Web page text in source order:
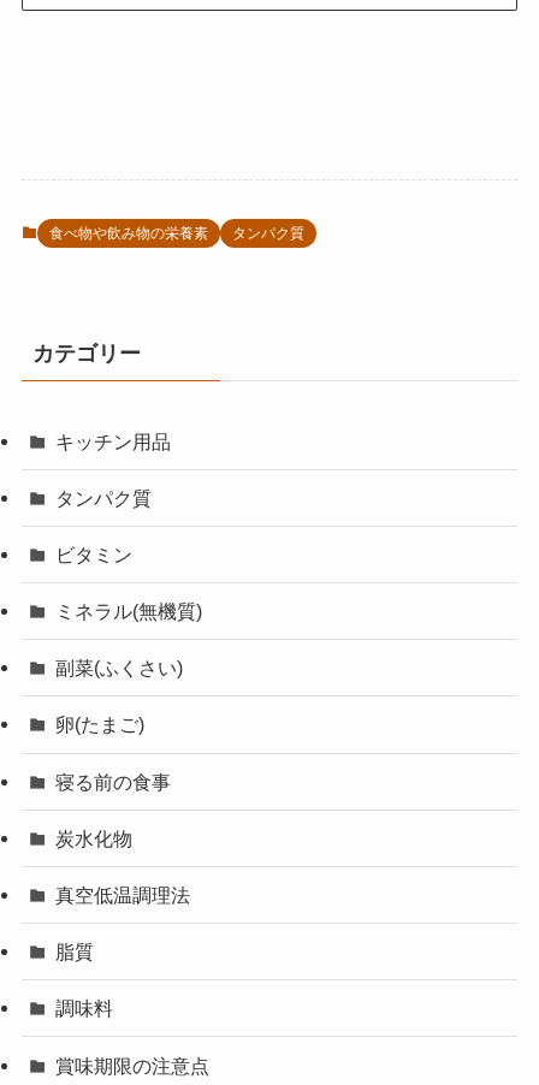
食べ物や飲み物の栄養素 タンパク質
カテゴリー
キッチン用品
タンパク質
ビタミン
ミネラル(無機質)
副菜(ふくさい)
卵(たまご)
寝る前の食事
炭水化物
真空低温調理法
脂質
調味料
賞味期限の注意点